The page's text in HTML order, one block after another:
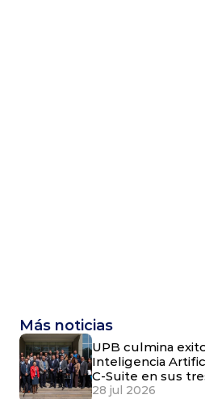
Más noticias
UPB culmina
Inteligencia
C-Suite en sus
nacional
28 jul 2026